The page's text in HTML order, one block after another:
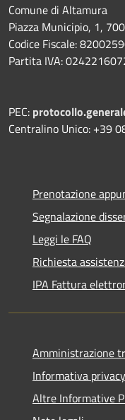
Comune di Altamura
Piazza Municipio, 1,
Codice Fiscale:
Partita IVA:
PEC:
Centralino Unico: +39
Prenotazione
Segnalazione
Leggi le FAQ
Richiesta
IPA Fattura
Amministrazione
Informativa privacy
Altre Informative